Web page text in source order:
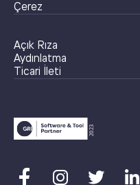
Çerez
Açık Rıza
Aydınlatma
Ticari İleti
   